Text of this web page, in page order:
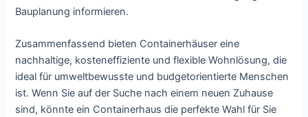
Bauplanung informieren.
Zusammenfassend bieten Containerhäuser eine
nachhaltige, kosteneffiziente und flexible Wohnlösung, die
ideal für umweltbewusste und budgetorientierte Menschen
ist. Wenn Sie auf der Suche nach einem neuen Zuhause
sind, könnte ein Containerhaus die perfekte Wahl für Sie